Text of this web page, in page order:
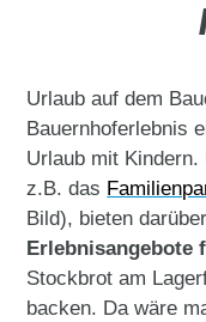
Urlaub auf dem
Bauernhoferlebnis
Urlaub mit Kindern.
z.B. das
Bild), bieten
Erlebnisangebote
Stockbrot am
backen. Da wäre